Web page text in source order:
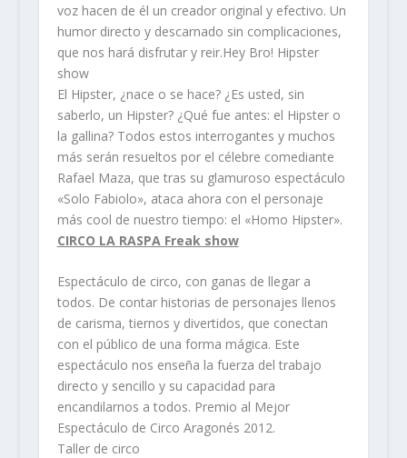
voz hacen de él un creador original y efectivo. Un
humor directo y descarnado sin complicaciones,
que nos hará disfrutar y reir.Hey Bro! Hipster
show
El Hipster, ¿nace o se hace? ¿Es usted, sin
saberlo, un Hipster? ¿Qué fue antes: el Hipster o
la gallina? Todos estos interrogantes y muchos
más serán resueltos por el célebre comediante
Rafael Maza, que tras su glamuroso espectáculo
«Solo Fabiolo», ataca ahora con el personaje
más cool de nuestro tiempo: el «Homo Hipster».
CIRCO LA RASPA Freak show
Espectáculo de circo, con ganas de llegar a
todos. De contar historias de personajes llenos
de carisma, tiernos y divertidos, que conectan
con el público de una forma mágica. Este
espectáculo nos enseña la fuerza del trabajo
directo y sencillo y su capacidad para
encandilarnos a todos. Premio al Mejor
Espectáculo de Circo Aragonés 2012.
Taller de circo